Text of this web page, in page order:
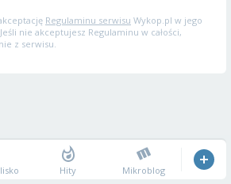
Regulaminu serwisu Wykop.pl w jego
nie akceptujesz Regulaminu w całości,
z serwisu.
Hity Mikroblog